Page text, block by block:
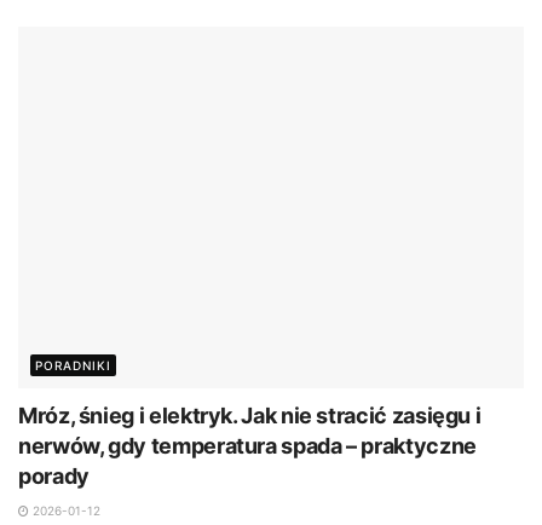
PORADNIKI
Mróz, śnieg i elektryk. Jak nie stracić zasięgu i
nerwów, gdy temperatura spada – praktyczne
porady
2026-01-12